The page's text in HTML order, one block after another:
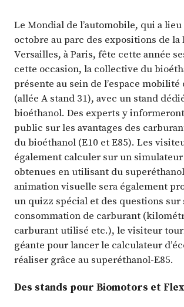
Le Mondial de l’automobile, qui a lieu
octobre au parc des expositions de la
Versailles, à Paris, fête cette année
cette occasion, la collective du
présente au sein de l’espace mobilité
(allée A stand 31), avec un stand
bioéthanol. Des experts y
public sur les avantages des
du bioéthanol (E10 et E85). Les
également calculer sur un
obtenues en utilisant du
animation visuelle sera également
un quizz spécial et des questions sur
consommation de carburant
carburant utilisé etc.), le visiteur
géante pour lancer le calculateur
réaliser grâce au superéthanol-E85.
Des stands pour Biomotors et